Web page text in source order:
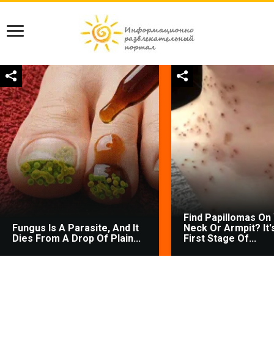
Fungus Is A Parasite, And It
Dies From A Drop Of Plain...
Find Papillomas On
Neck Or Armpit?
First Stage Of...